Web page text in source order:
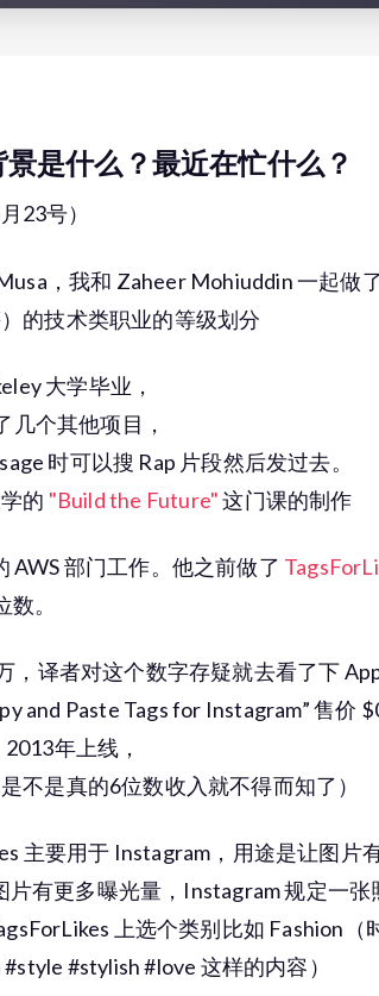
是什么？最近在忙什么？
23号）
，我和 Zaheer Mohiuddin 一起做
的技术类职业的等级划分
大学毕业，
几个其他项目，
时可以搜 Rap 片段然后发过去。
的 "Build the Future"这门课的制作
AWS 部门工作。他之前做了
。
，译者对这个数字存疑就去看了下
and Paste Tags for Instagram” 售价
年上线，
不是真的6位数收入就不得而知了）
主要用于 Instagram，用途是让图片
片有更多曝光量，Instagram 规定一张
上选个类别比如 Fashion（
#stylish #love 这样的内容）